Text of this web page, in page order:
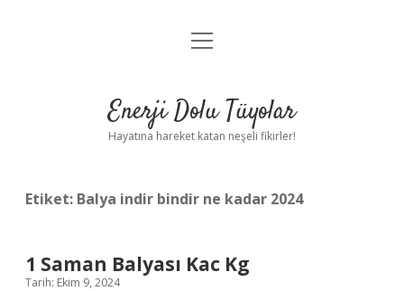
Anasayfa
Yasal Uyarı
menüyü
Enerji Dolu Tüyolar
Hayatına hareket katan neşeli fikirler!
Etiket: Balya indir bindir ne kadar 2024
1 Saman Balyası Kac Kg
Tarih: Ekim 9, 2024